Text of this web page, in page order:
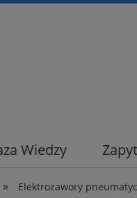
Wiedzy
» Elektrozawory